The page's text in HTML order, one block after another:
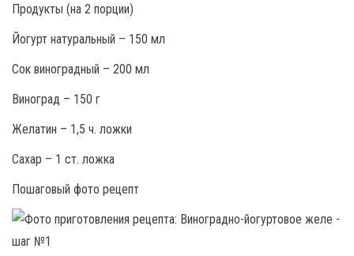
Продукты (на 2 порции)
Йогурт натуральный – 150 мл
Сок виноградный – 200 мл
Виноград – 150 г
Желатин – 1,5 ч. ложки
Сахар – 1 ст. ложка
Пошаговый фото рецепт